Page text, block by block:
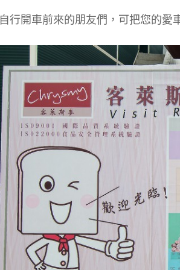
自行開車前來的朋友們，可把您的